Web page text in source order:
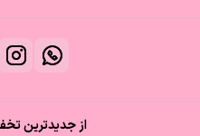
از جدیدترین